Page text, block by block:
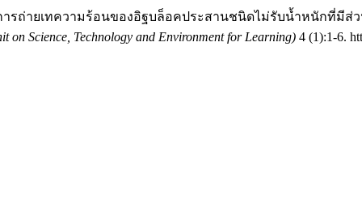
“การถ่ายเทความร้อนของอิฐบล็อคประสานชนิดไม่รับน้ำหนักที่มี
Science, Technology and Environment for Learning) 4 (1):1-6.